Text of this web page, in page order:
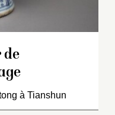
de
à Tianshun